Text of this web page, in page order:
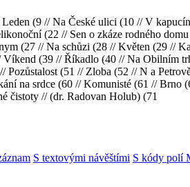
(9 // Na České ulici (10 // V
(22 // Sen o zkáze rodného
(27 // Na schůzi (28 // Květen (29 //
Víkend (39 // Říkadlo (40 // Na Obilním
(51 // Zloba (52 // N a
na srdce (60 // Komunisté (61 //
čistoty // (dr. Radovan Holub) (71
S textovými návěštími S kódy polí